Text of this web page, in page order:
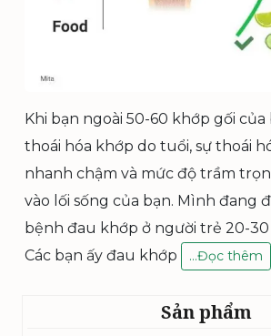
Khi bạn ngoài 50-60 khớp gối của
thoái hóa khớp do tuổi, sự thoái
nhanh chậm và mức độ trầm
vào lối sống của bạn. Mình đang
bệnh đau khớp ở người trẻ 20-30
Các bạn ấy đau khớp
…Đ
A
K
Đọc thêm
Sản phẩm